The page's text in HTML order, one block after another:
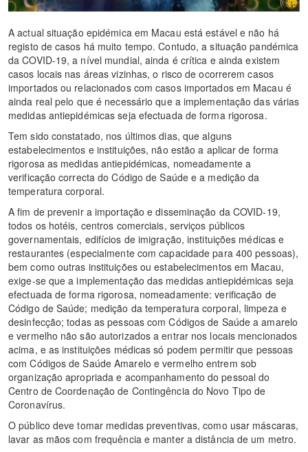
A actual situação epidémica em Macau está estável e não há
registo de casos há muito tempo. Contudo, a situação pandémica
da COVID-19, a nível mundial, ainda é crítica e ainda existem
casos locais nas áreas vizinhas, o risco de ocorrerem casos
importados ou relacionados com casos importados em Macau é
ainda real pelo que é necessário que a implementação das várias
medidas antiepidémicas seja efectuada de forma rigorosa.
Tem sido constatado, nos últimos dias, que alguns
estabelecimentos e instituições, não estão a aplicar de forma
rigorosa as medidas antiepidémicas, nomeadamente a
verificação correcta do Código de Saúde e a medição da
temperatura corporal.
A fim de prevenir a importação e disseminação da COVID-19,
todos os hotéis, centros comerciais, serviços públicos
governamentais, edifícios de imigração, instituições médicas e
restaurantes (especialmente com capacidade para 400 pessoas),
bem como outras instituições ou estabelecimentos em Macau,
exige-se que a implementação das medidas antiepidémicas seja
efectuada de forma rigorosa, nomeadamente: verificação de
Código de Saúde; medição da temperatura corporal, limpeza e
desinfecção; todas as pessoas com Códigos de Saúde a amarelo
e vermelho não são autorizados a entrar nos locais mencionados
acima, e as instituições médicas só podem permitir que pessoas
com Códigos de Saúde Amarelo e vermelho entrem sob
organização apropriada e acompanhamento do pessoal do
Centro de Coordenação de Contingência do Novo Tipo de
Coronavírus.
O público deve tomar medidas preventivas, como usar máscaras,
lavar as mãos com frequência e manter a distância de um metro.